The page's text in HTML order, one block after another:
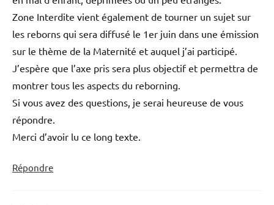
Zone Interdite vient également de tourner un sujet sur
les reborns qui sera diffusé le 1er juin dans une émission
sur le thème de la Maternité et auquel j’ai participé.
J’espère que l’axe pris sera plus objectif et permettra de
montrer tous les aspects du reborning.
Si vous avez des questions, je serai heureuse de vous
répondre.
Merci d’avoir lu ce long texte.
Répondre